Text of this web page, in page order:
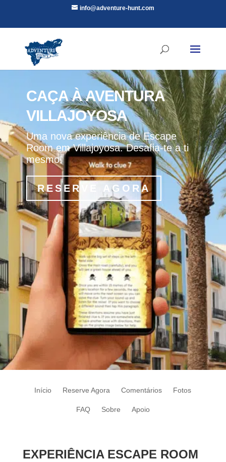
info@adventure-hunt.com
CAÇA À AVENTURA
VILLAJOYOSA
Uma nova experiência de Escape
Room em Villajoyosa. Desafia-te a ti
mesmo!
RESERVE AGORA
Início Reserve Agora Comentários Fotos
FAQ Sobre Apoio
EXPERIÊNCIA ESCAPE ROOM